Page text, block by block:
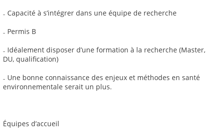
₋ Capacité à s’intégrer dans une équipe de recherche
₋ Permis B
₋ Idéalement disposer d’une formation à la recherche (Master,
DU, qualification)
₋ Une bonne connaissance des enjeux et méthodes en santé
environnementale serait un plus.
Équipes d’accueil